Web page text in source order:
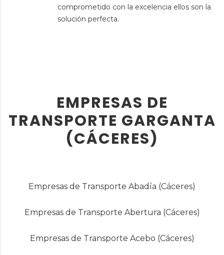
comprometido con la excelencia ellos son la
solución perfecta.
EMPRESAS DE
TRANSPORTE GARGANTA
(CÁCERES)
Empresas de Transporte Abadía (Cáceres)
Empresas de Transporte Abertura (Cáceres)
Empresas de Transporte Acebo (Cáceres)